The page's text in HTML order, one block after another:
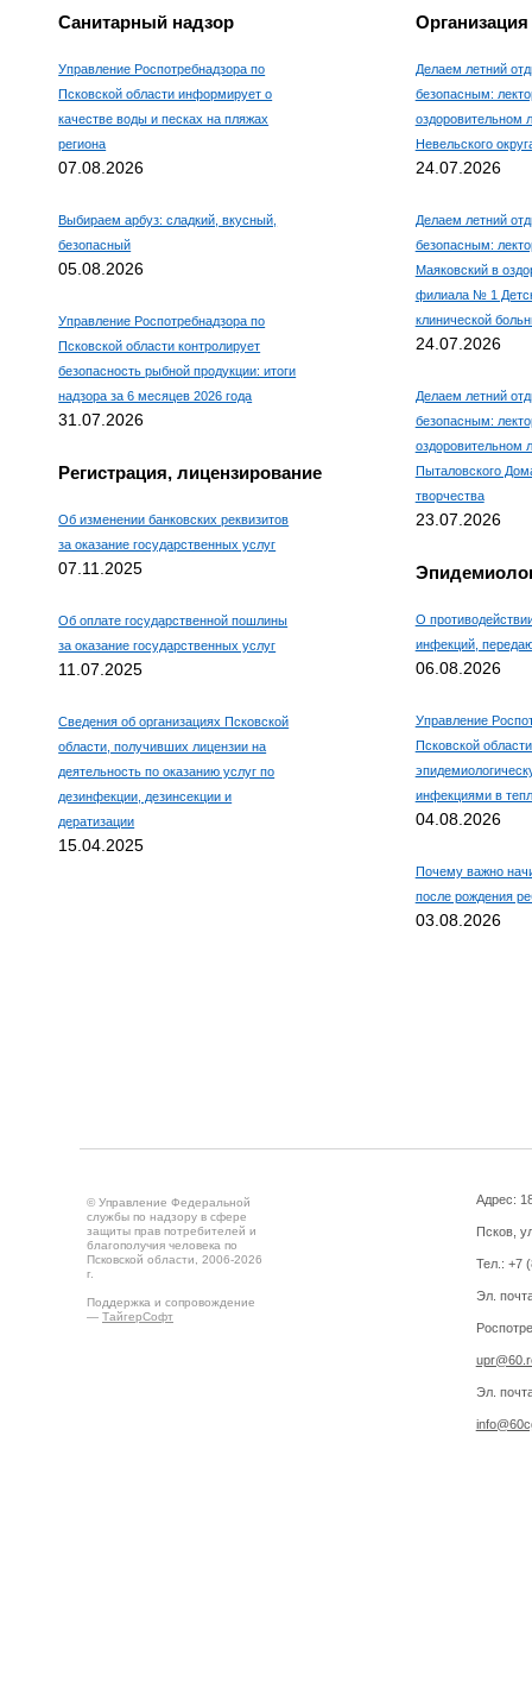
Санитарный надзор
Управление Роспотребнадзора по
Псковской области информирует о
качестве воды и песках на пляжах
региона
07.08.2026
Выбираем арбуз: сладкий, вкусный,
безопасный
05.08.2026
Управление Роспотребнадзора по
Псковской области контролирует
безопасность рыбной продукции: итоги
надзора за 6 месяцев 2026 года
31.07.2026
Регистрация, лицензирование
Об изменении банковских реквизитов
за оказание государственных услуг
07.11.2025
Об оплате государственной пошлины
за оказание государственных услуг
11.07.2025
Сведения об организациях Псковской
области, получивших лицензии на
деятельность по оказанию услуг по
дезинфекции, дезинсекции и
дератизации
15.04.2025
Делаем летний
безопасным:
оздоровительном
Невельского
24.07.2026
Делаем летний
безопасным:
Маяковский в
филиала № 1
клинической
24.07.2026
Делаем летний
безопасным:
оздоровительном
Пыталовского
творчества
23.07.2026
О
инфекций,
06.08.2026
Управление
Псковской
инфекциями в
04.08.2026
Почему важно
после рождения
03.08.2026
© Управление Федеральной
службы по надзору в сфере
защиты прав потребителей и
благополучия человека по
Псковской области, 2006-2026
г.
Поддержка и сопровождение
— ТайгерСофт
Адрес:
Псков,
Тел.: +7
Эл.
Эл.